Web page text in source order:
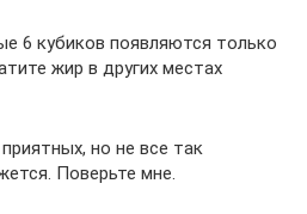
6 кубиков появляются только
жир в других местах
но не все так
Поверьте мне.